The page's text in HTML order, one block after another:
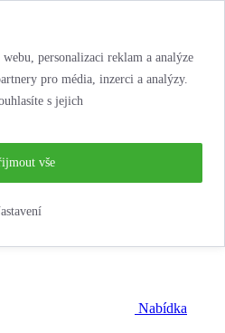
personalizaci reklam a analýze
pro média, inzerci a analýzy.
s jejich
vše
Nabídka